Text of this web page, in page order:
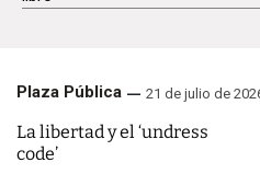
Plaza Pública 21 de julio de
La libertad y el ‘undress
code’